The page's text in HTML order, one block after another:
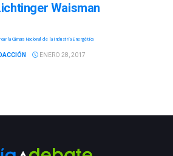
Waisman
la Cámara Nacional de la Industria Energética
ENERO 28, 2017